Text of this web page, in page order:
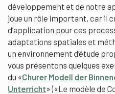
développement et de notre
joue un rôle important, car il
d’application pour ces
adaptations spatiales et
un environnement d’étude
vous présentons quelques
du «Churer Modell der
Unterricht» («Le modèle de